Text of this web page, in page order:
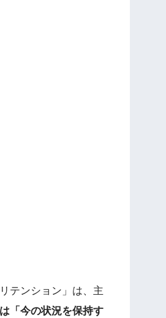
テンション」は、主
「今の状況を保持す